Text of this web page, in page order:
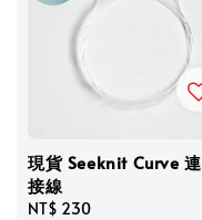
現貨 Seeknit Curve 連
接線
Regular
NT$ 230